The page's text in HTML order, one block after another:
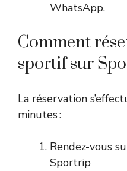
WhatsApp.
Comment
sportif sur
La réservation
minutes :
Rendez-vous
Sportrip